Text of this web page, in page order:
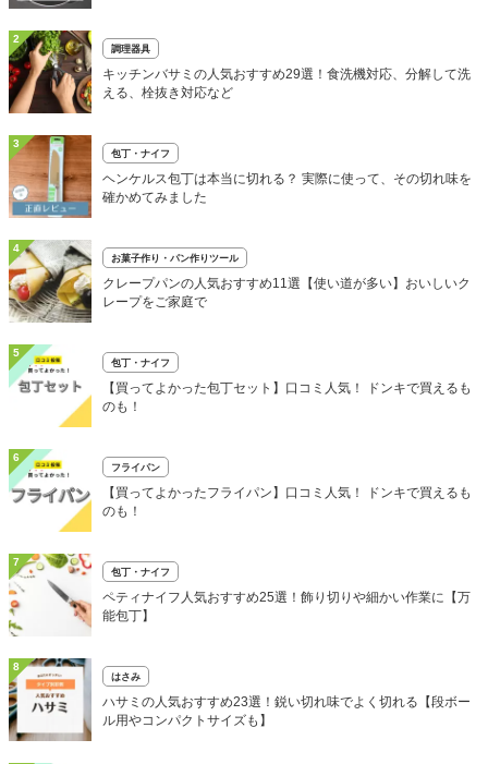
2
調理器具
キッチンバサミの人気おすすめ29選！食洗機対応、分解して洗
える、栓抜き対応など
3
包丁・ナイフ
ヘンケルス包丁は本当に切れる？ 実際に使って、その切れ味を
確かめてみました
4
お菓子作り・パン作りツール
クレープパンの人気おすすめ11選【使い道が多い】おいしいク
レープをご家庭で
5
包丁・ナイフ
【買ってよかった包丁セット】口コミ人気！ ドンキで買えるも
のも！
6
フライパン
【買ってよかったフライパン】口コミ人気！ ドンキで買えるも
のも！
7
包丁・ナイフ
ペティナイフ人気おすすめ25選！飾り切りや細かい作業に【万
能包丁】
8
はさみ
ハサミの人気おすすめ23選！鋭い切れ味でよく切れる【段ボー
ル用やコンパクトサイズも】